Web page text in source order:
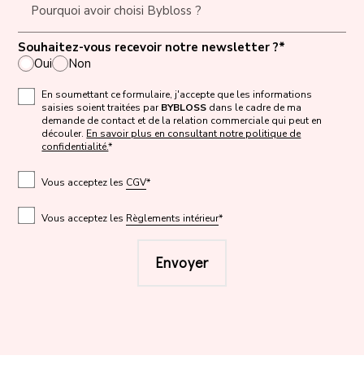
Pourquoi avoir choisi Bybloss ?
Souhaitez-vous recevoir notre newsletter ?*
Oui
Non
En soumettant ce formulaire, j'accepte que les informations
saisies soient traitées parBYBLOSS dans le cadre de ma
demande de contact et de la relation commerciale qui peut en
découler. En savoir plus en consultant notre politique de
confidentialité.*
Vous acceptez les CGV*
Vous acceptez les Règlements intérieur*